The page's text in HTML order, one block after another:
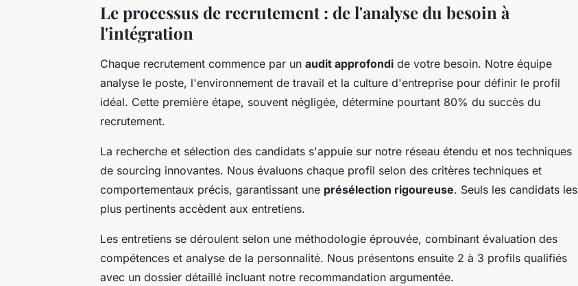
Le processus de recrutement : de l'analyse du besoin à
l'intégration
Chaque recrutement commence par un audit approfondi de votre besoin. Notre équipe
analyse le poste, l'environnement de travail et la culture d'entreprise pour définir le profil
idéal. Cette première étape, souvent négligée, détermine pourtant 80% du succès du
recrutement.
La recherche et sélection des candidats s'appuie sur notre réseau étendu et nos techniques
de sourcing innovantes. Nous évaluons chaque profil selon des critères techniques et
comportementaux précis, garantissant une présélection rigoureuse. Seuls les candidats les
plus pertinents accèdent aux entretiens.
Les entretiens se déroulent selon une méthodologie éprouvée, combinant évaluation des
compétences et analyse de la personnalité. Nous présentons ensuite 2 à 3 profils qualifiés
avec un dossier détaillé incluant notre recommandation argumentée.